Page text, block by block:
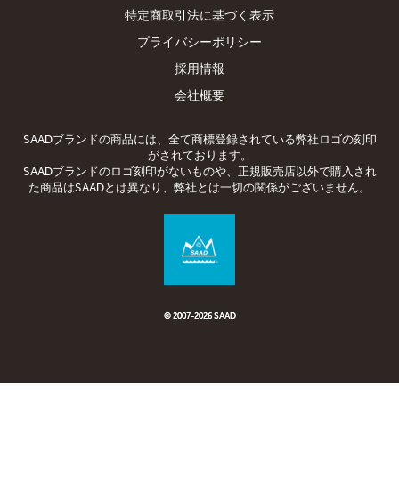
特定商取引法に基づく表示
プライバシーポリシー
採用情報
会社概要
SAADブランドの商品には、全て商標登録されている弊社ロゴの刻印
がされております。
SAADブランドのロゴ刻印がないものや、正規販売店以外で購入され
た商品はSAADとは異なり、弊社とは一切の関係がございません。
© 2007-2026 SAAD
© 2007-2026 SAAD